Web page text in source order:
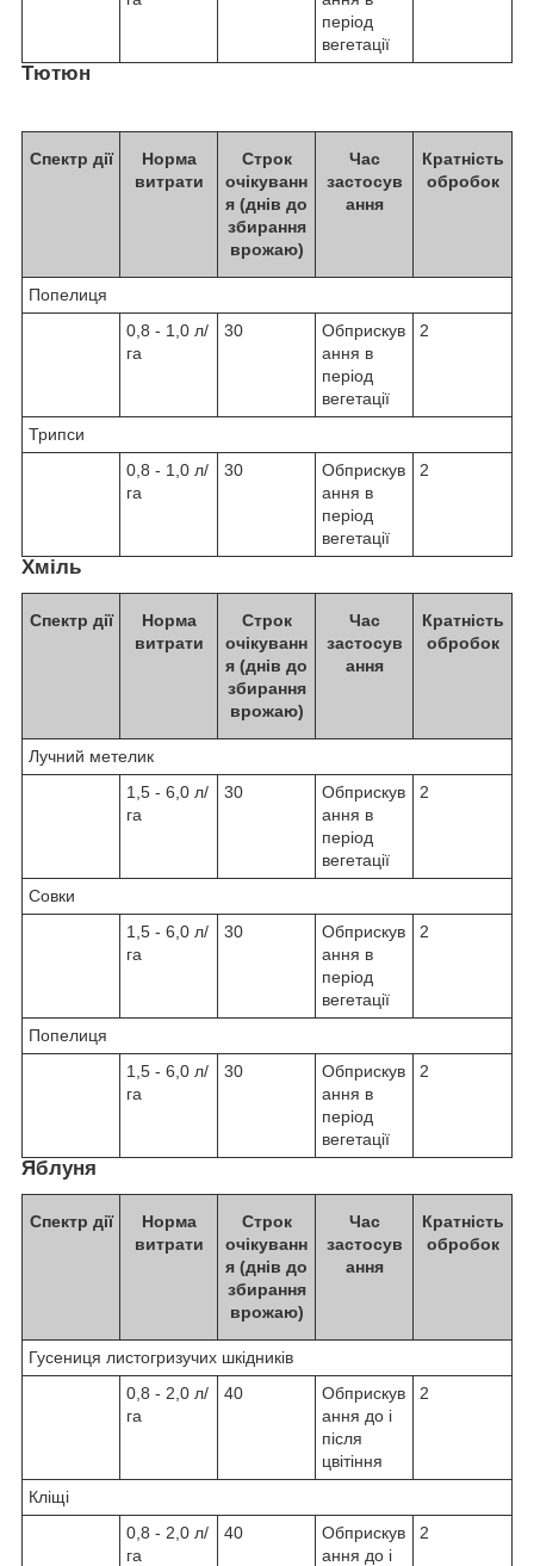
період
вегетації
Тютюн
Спектр дії
Норма
витрати
Строк
очікуванн
я (днів до
збирання
врожаю)
Час
застосув
ання
Кратність
обробок
Попелиця
0,8 - 1,0 л/
га
30
Обприскув
ання в
період
вегетації
2
Трипси
0,8 - 1,0 л/
га
30
Обприскув
ання в
період
вегетації
2
Хміль
Спектр дії
Норма
витрати
Строк
очікуванн
я (днів до
збирання
врожаю)
Час
застосув
ання
Кратність
обробок
Лучний метелик
1,5 - 6,0 л/
га
30
Обприскув
ання в
період
вегетації
2
Совки
1,5 - 6,0 л/
га
30
Обприскув
ання в
період
вегетації
2
Попелиця
1,5 - 6,0 л/
га
30
Обприскув
ання в
період
вегетації
2
Яблуня
Спектр дії
Норма
витрати
Строк
очікуванн
я (днів до
збирання
врожаю)
Час
застосув
ання
Кратність
обробок
Гусениця листогризучих шкідників
0,8 - 2,0 л/
га
40
Обприскув
ання до і
після
цвітіння
2
Кліщі
0,8 - 2,0 л/
га
40
Обприскув
ання до і
2